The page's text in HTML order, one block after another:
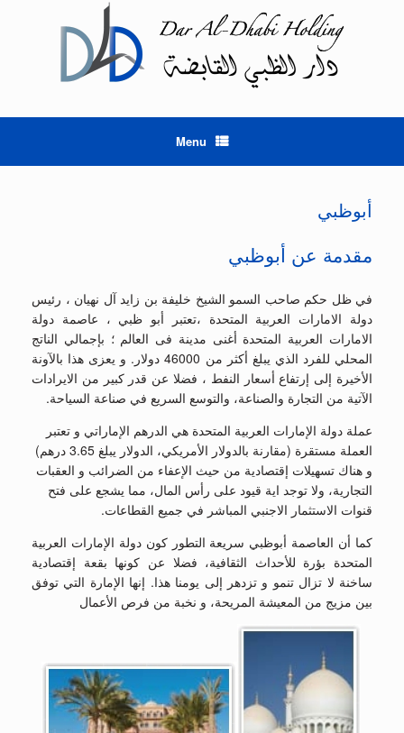
Menu
أبوظبي
مقدمة عن أبوظبي
في ظل حكم صاحب السمو الشيخ خليفة بن زايد آل نهيان ، رئيس
دولة الامارات العربية المتحدة ،تعتبر أبو ظبي ، عاصمة دولة
الامارات العربية المتحدة أغنى مدينة فى العالم ؛ بإجمالي الناتج
المحلي للفرد الذي يبلغ أكثر من 46000 دولار. و يعزى هذا بالآونة
الأخيرة إلى إرتفاع أسعار النفط ، فضلا عن قدر كبير من الايرادات
الآتية من التجارة والصناعة، والتوسع السريع في صناعة السياحة.
عملة دولة الإمارات العربية المتحدة هي الدرهم الإماراتي و تعتبر
العملة مستقرة (مقارنة بالدولار الأمريكي، الدولار يبلغ 3.65 درهم)
و هناك تسهيلات إقتصادية من حيث الإعفاء من الضرائب و العقبات
التجارية، ولا توجد اية قيود على رأس المال، مما يشجع على فتح
قنوات الاستثمار الاجنبي المباشر في جميع القطاعات.
كما أن العاصمة أبوظبي سريعة التطور كون دولة الإمارات العربية
المتحدة بؤرة للأحداث الثقافية، فضلا عن كونها بقعة إقتصادية
ساخنة لا تزال تنمو و تزدهر إلى يومنا هذا. إنها الإمارة التي توفق
بين مزيج من المعيشة المريحة، و نخبة من فرص الأعمال